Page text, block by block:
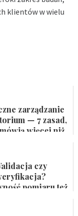
klientów w wielu
zarządzanie
— 7 zasad,
więcej niż
czy
pomiaru też